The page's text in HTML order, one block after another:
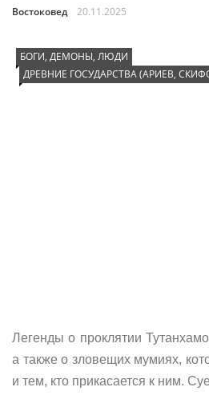
Востоковед 20.11.2025
БОГИ, ДЕМОНЫ, ЛЮДИ
ДРЕВНИЕ ГОСУДАРСТВА (АРИЕВ,
Легенды о проклятии
а также о зловещих мумиях,
и тем, кто прикасается к ним.